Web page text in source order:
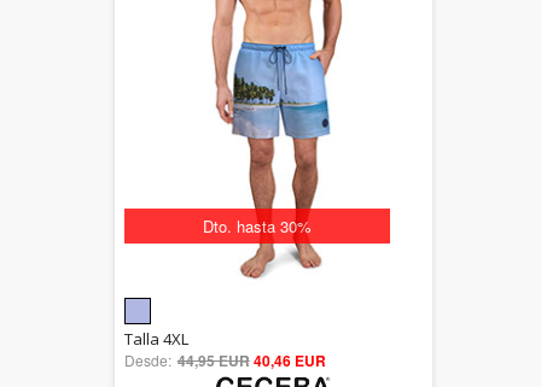
Dto. hasta 30%
out of 5
Talla 4XL
Desde: 44,95 EUR40,46 EUR